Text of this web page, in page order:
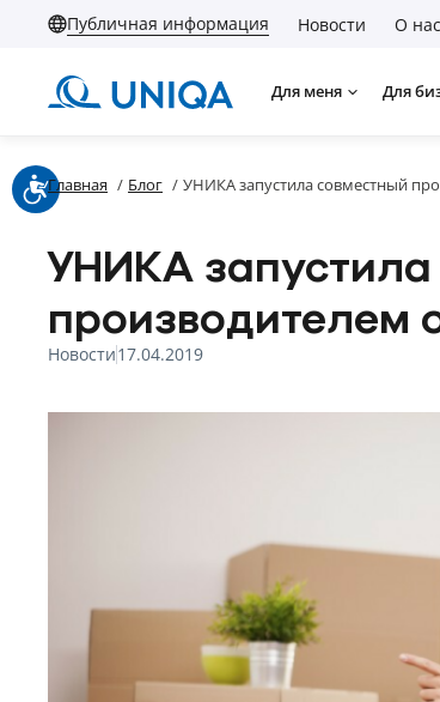
Публичная информация Новости О нас
Для меня Для
Главная / Блог / УНИКА запустила совместный
УНИКА запустила
производителем
Новости17.04.2019